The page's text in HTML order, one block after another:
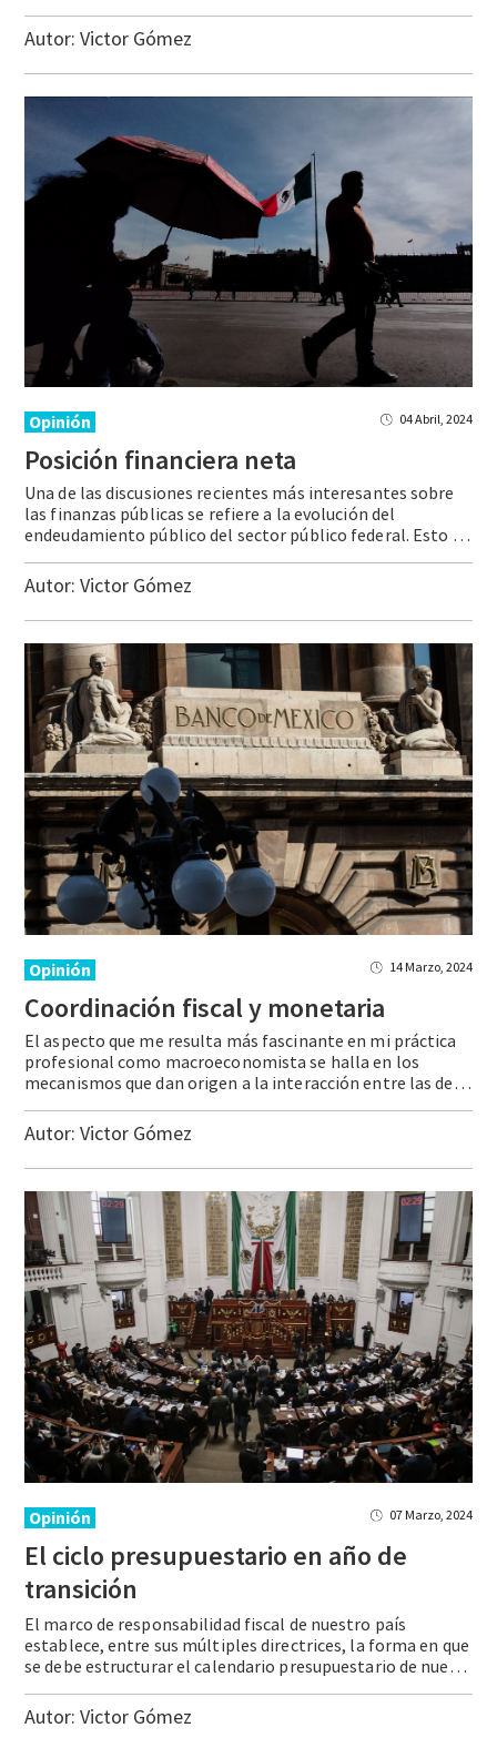
Autor: Victor Gómez
Opinión 04 Abril, 2024
Posición financiera neta
Una de las discusiones recientes más interesantes sobre
las finanzas públicas se refiere a la evolución del
endeudamiento público del sector público federal. Esto se debe a que, en nuestro país, de forma sobradamente justificada, existe un recelo generalizado sobre los riesgos que tiene para el bienestar de la población un manejo desordenado y opaco … Continue reading Posición financiera neta
Autor: Victor Gómez
Opinión 14 Marzo, 2024
Coordinación fiscaly monetaria
El aspecto que me resulta más fascinante en mi práctica
profesional como macroeconomista se halla en los
mecanismos que dan origen a la interacción entre las decisiones de las autoridades monetarias y fiscales. Dichos canales de la relación pueden ser explícitos, por la forma en que las decisiones de una u otra autoridad se ligan … Continue reading Coordinación fiscal y monetaria
Autor: Victor Gómez
Opinión 07 Marzo, 2024
El ciclo presupuestario en año de
transición
El marco de responsabilidad fiscal de nuestro país
establece, entre sus múltiples directrices, la forma en que
se debe estructurar el calendario presupuestario de nuestro país, es decir, el proceso que deben seguir los poderes Ejecutivo y Legislativo para llevar a cabo la deliberación que tenga como resultado la aprobación del paquete económico del año … Continue reading El ciclo presupuestario en año de transición
Autor: Victor Gómez